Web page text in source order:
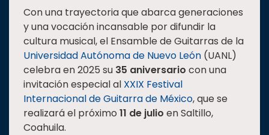
TEMAS
Oferta
educativa
Estudiantes
Rectoría
Investigación
Con una trayectoria que abarca generaciones
y una vocación incansable por difundir la
cultura musical, el Ensamble de Guitarras de la
Universidad Autónoma de Nuevo León (UANL)
celebra en 2025 su 35 aniversario con una
invitación especial al XXIX Festival
Internacional de Guitarra de México, que se
realizará el próximo 11 de julio en Saltillo,
Coahuila.